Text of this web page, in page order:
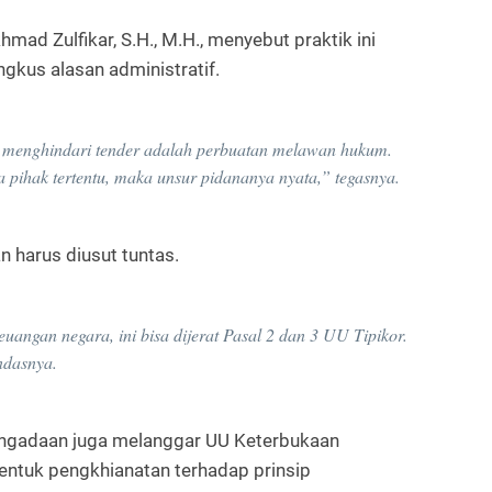
Zulfikar, S.H., M.H., menyebut praktik ini
alasan administratif.
tender adalah perbuatan melawan hukum.
tertentu, maka unsur pidananya nyata,” tegasnya.
harus diusut tuntas.
negara, ini bisa dijeratPasal 2 dan 3 UU Tipikor.
juga melanggar UU Keterbukaan
pengkhianatan terhadap prinsip